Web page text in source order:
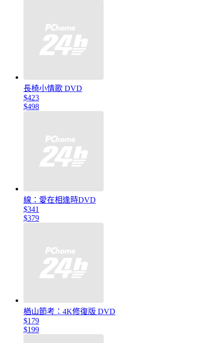
長椅小情歌 DVD
$423
$498
線：愛在相逢時DVD
$341
$379
楢山節考：4K修復版 DVD
$179
$199